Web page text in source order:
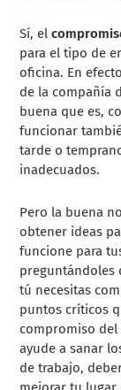
Sí, el
para el tipo de
oficina. En
de la compañía
buena que es,
funcionar
tarde o
inadecuados.
Pero la buena
obtener ideas
funcione para
preguntándoles
tú necesitas
puntos críticos
compromiso
ayude a sanar
de trabajo,